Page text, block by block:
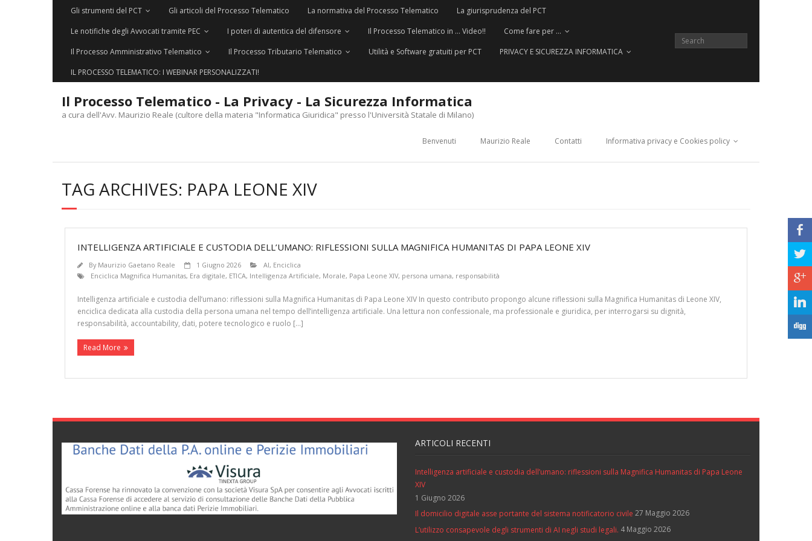
Gli strumenti del PCT Gli articoli del Processo Telematico La normativa del Processo Telematico
La giurisprudenza del PCT
Le notifiche degli Avvocati tramite PEC
I poteri di autentica del difensore Il Processo Telematico in … Video!!
Come fare per …
Il Processo Amministrativo Telematico
Il Processo Tributario Telematico Utilità e Software gratuiti per PCT
PRIVACY E SICUREZZA INFORMATICA
IL PROCESSO TELEMATICO: I WEBINAR PERSONALIZZATI!
Il Processo Telematico - La Privacy - La Sicurezza Informatica
a cura dell'Avv. Maurizio Reale (cultore della materia "Informatica Giuridica" presso l'Università Statale di Milano)
Benvenuti Maurizio Reale Contatti Informativa privacy e Cookies policy
TAG ARCHIVES: PAPA LEONE XIV
INTELLIGENZA ARTIFICIALE E CUSTODIA DELL’UMANO: RIFLESSIONI SULLA MAGNIFICA HUMANITAS DI PAPA LEONE XIV
By Maurizio Gaetano Reale 1 Giugno 2026 AI, Enciclica
Enciclica Magnifica Humanitas, Era digitale, ETICA, Intelligenza Artificiale, Morale, Papa Leone XIV, persona umana, responsabilità
Intelligenza artificiale e custodia dell’umano: riflessioni sulla Magnifica Humanitas di Papa Leone XIV In questo contributo propongo alcune riflessioni sulla Magnifica Humanitas di Leone XIV,
enciclica dedicata alla custodia della persona umana nel tempo dell’intelligenza artificiale. Una lettura non confessionale, ma professionale e giuridica, per interrogarsi su dignità,
responsabilità, accountability, dati, potere tecnologico e ruolo […]
Read More
ARTICOLI RECENTI
Intelligenza artificiale e custodia dell’umano: riflessioni sulla Magnifica Humanitas di Papa Leone
XIV
1 Giugno 2026
Il domicilio digitale asse portante del sistema notificatorio civile 27 Maggio 2026
L’utilizzo consapevole degli strumenti di AI negli studi legali. 4 Maggio 2026
b
a
c
j
F